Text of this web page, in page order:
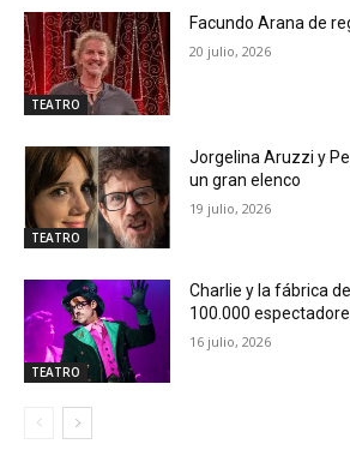
TEATRO
Facundo Arana de
20 julio, 2026
TEATRO
Jorgelina Aruzzi y
un gran elenco
19 julio, 2026
TEATRO
Charlie y la fábrica
100.000
16 julio, 2026